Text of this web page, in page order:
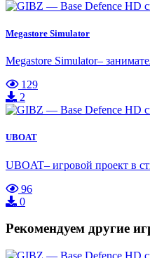
Megastore Simulator
Megastore Simulator–
129
2
UBOAT
UBOAT– игровой проект в
96
0
Рекомендуем другие